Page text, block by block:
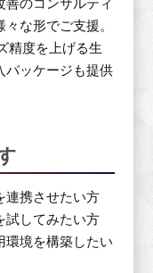
のコンサルティ
な形でご支援。
精度を上げる生
パッケージも提供
連携させたい方
試してみたい方
環境を構築したい